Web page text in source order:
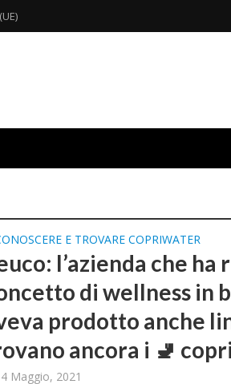
E TROVARE COPRIWATER
l’azienda che
di wellness in
prodotto anche
ancora i 🚽
Maggio, 2021